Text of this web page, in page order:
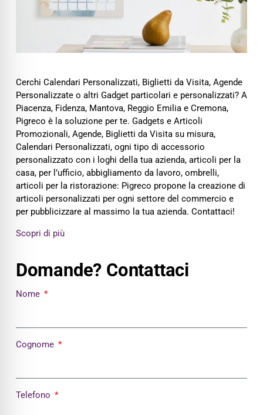
Cerchi Calendari Personalizzati, Biglietti da Visita, Agende
Personalizzate o altri Gadget particolari e personalizzati? A
Piacenza, Fidenza, Mantova, Reggio Emilia e Cremona,
Pigreco è la soluzione per te. Gadgets e Articoli
Promozionali, Agende, Biglietti da Visita su misura,
Calendari Personalizzati, ogni tipo di accessorio
personalizzato con i loghi della tua azienda, articoli per la
casa, per l’ufficio, abbigliamento da lavoro, ombrelli,
articoli per la ristorazione: Pigreco propone la creazione di
articoli personalizzati per ogni settore del commercio e
per pubblicizzare al massimo la tua azienda. Contattaci!
Scopri di più
Domande? Contattaci
Nome
Cognome
Telefono